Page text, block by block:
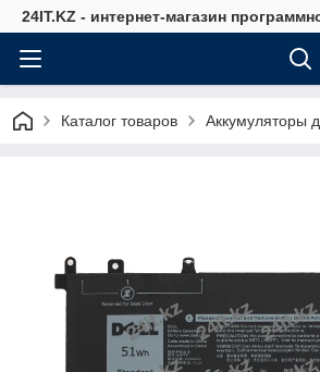
24IT.KZ - интернет-магазин
Каталог товаров Аккумуляторы